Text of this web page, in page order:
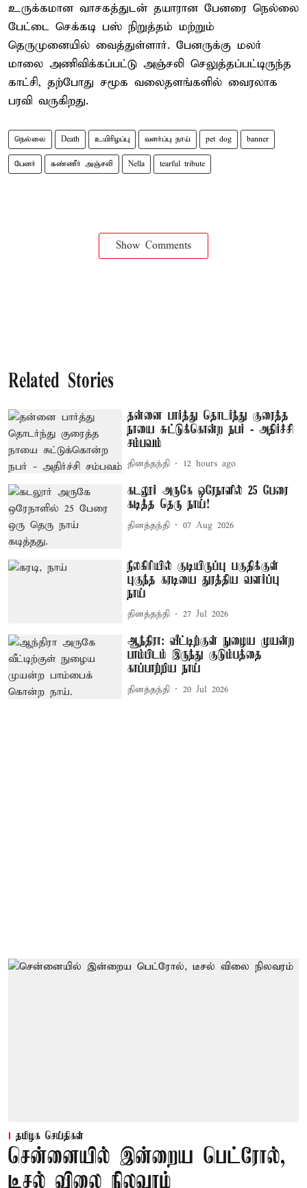
உருக்கமான வாசகத்துடன் தயாரான பேனரை நெல்லை
பேட்டை செக்கடி பஸ் நிறுத்தம் மற்றும்
தெருமுனையில் வைத்துள்ளார். பேனருக்கு மலர்
மாலை அணிவிக்கப்பட்டு அஞ்சலி செலுத்தப்பட்டிருந்த
காட்சி, தற்போது சமூக வலைதளங்களில் வைரலாக
பரவி வருகிறது.
நெல்லை Death உயிரிழப்பு வளர்ப்பு நாய் pet dog banner
பேனர் கண்ணீர் அஞ்சலி Nella tearful tribute
Show Comments
Related Stories
தன்னை பார்த்து தொடர்ந்து குரைத்த
நாயை சுட்டுக்கொன்ற நபர் - அதிர்ச்சி
சம்பவம்
தினத்தந்தி 12 hours ago
கடலூர் அருகே ஒரேநாளில் 25 பேரை
கடித்த தெரு நாய்!
தினத்தந்தி 07 Aug 2026
நீலகிரியில் குடியிருப்பு பகுதிக்குள்
புகுந்த கரடியை துரத்திய வளர்ப்பு
நாய்
தினத்தந்தி 27 Jul 2026
ஆந்திரா: வீட்டிற்குள் நுழைய முயன்ற
பாம்பிடம் இருந்து குடும்பத்தை
காப்பாற்றிய நாய்
தினத்தந்தி 20 Jul 2026
தமிழக செய்திகள்
சென்னையில் இன்றைய பெட்ரோல்,
டீசல் விலை நிலவரம்